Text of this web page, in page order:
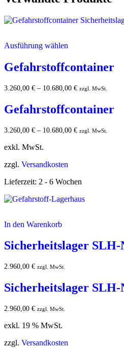
Ausführung wählen
Gefahrstoffcontainer
3.260,00 € – 10.680,00 € zzgl. MwSt.
Gefahrstoffcontainer
3.260,00 € – 10.680,00 € zzgl. MwSt.
exkl. MwSt.
zzgl. Versandkosten
Lieferzeit: 2 - 6 Wochen
In den Warenkorb
Sicherheitslager
2.960,00 € zzgl. MwSt.
Sicherheitslager
2.960,00 € zzgl. MwSt.
exkl. 19 % MwSt.
zzgl. Versandkosten